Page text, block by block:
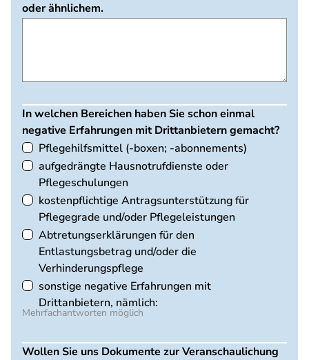
oder ähnlichem.
In welchen Bereichen haben Sie schon einmal
negative Erfahrungen mit Drittanbietern gemacht?
Pflegehilfsmittel (-boxen; -abonnements)
aufgedrängte Hausnotrufdienste oder
Pflegeschulungen
kostenpflichtige Antragsunterstützung für
Pflegegrade und/oder Pflegeleistungen
Abtretungserklärungen für den
Entlastungsbetrag und/oder die
Verhinderungspflege
sonstige negative Erfahrungen mit
Drittanbietern, nämlich:
Mehrfachantworten möglich
Wollen Sie uns Dokumente zur Veranschaulichung